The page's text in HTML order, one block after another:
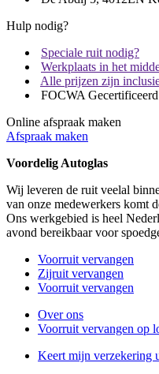
Hulp nodig?
Speciale ruit nodig?
Werkplaats in het
Alle prijzen zijn
FOCWA Gecertificeerd
Online afspraak maken
Afspraak maken
Voordelig Autoglas
Wij leveren de ruit veelal
van onze medewerkers komt
Ons werkgebied is heel
avond bereikbaar voor
Voorruit vervangen
Zijruit vervangen
Voorruit vervangen
Over ons
Voorruit vervangen op
Keert mijn verzekering